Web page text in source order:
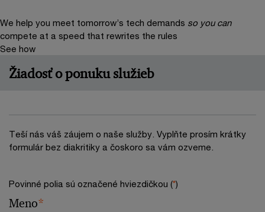
We help you meet tomorrow’s tech demands so you can
compete at a speed that rewrites the rules
See how
Žiadosť o ponuku služieb
Teší nás váš záujem o naše služby. Vyplňte prosím krátky
formulár bez diakritiky a čoskoro sa vám ozveme.
Povinné polia sú označené hviezdičkou (*)
Meno*